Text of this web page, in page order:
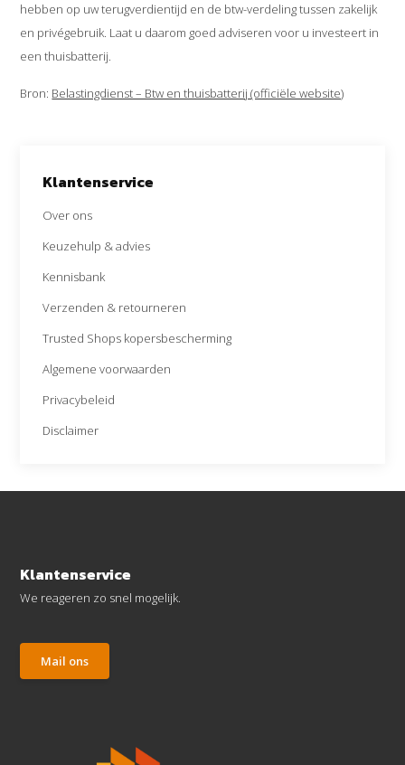
Klantenservice
Over ons
Keuzehulp & advies
Kennisbank
Verzenden & retourneren
Trusted Shops kopersbescherming
Algemene voorwaarden
Privacybeleid
Disclaimer
hebben op uw terugverdientijd en de btw-verdeling tussen zakelijk
en privégebruik. Laat u daarom goed adviseren voor u investeert in
een thuisbatterij.
Bron: Belastingdienst – Btw en thuisbatterij (officiële website)
Klantenservice
We reageren zo snel mogelijk.
Mail ons